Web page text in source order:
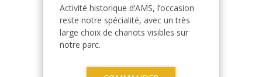
Activité historique d’AMS, l’occasion
reste notre spécialité, avec un très
large choix de chariots visibles sur
notre parc.